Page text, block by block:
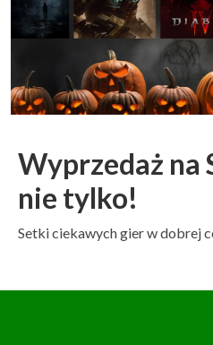
Wyprzedaż na
nie tylko!
Setki ciekawych gier w dobrej